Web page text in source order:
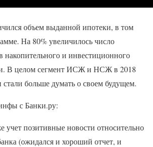
объем выданной ипотеки, в том
На 80% увеличилось число
и инвестиционного
В целом сегмент ИСЖ и НСЖ в 2018
больше думать о своем будущем.
с Банки.ру:
позитивные новости относительно
(ожидался и хороший отчет, и